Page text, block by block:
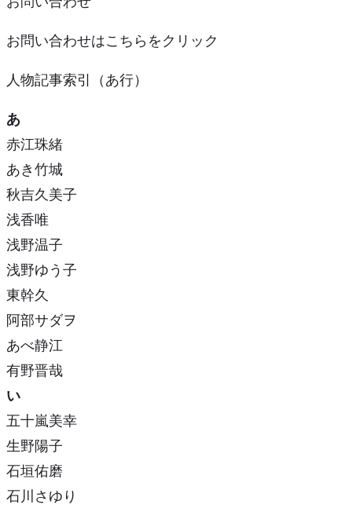
お問い合わせはこちらをクリック
人物記事索引（あ行）
あ
赤江珠緒
あき竹城
秋吉久美子
浅香唯
浅野温子
浅野ゆう子
東幹久
阿部サダヲ
あべ静江
有野晋哉
い
五十嵐美幸
生野陽子
石垣佑磨
石川さゆり